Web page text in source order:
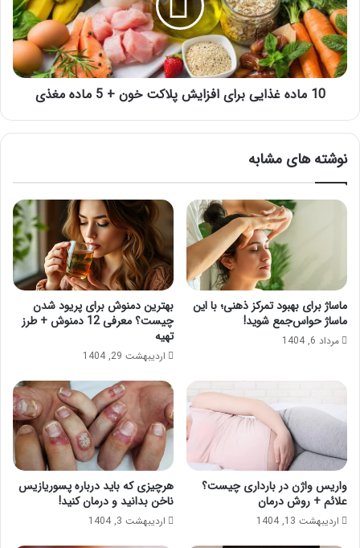
افزایش
پلاکت
خون
+
5
10 ماده غذایی برای افزایش پلاکت خون + 5 ماده مغذی
نوشته های مشابه
ماساژ برای بهبود تمرکز ذهنی؛ با این
ماساژ حواس‌جمع شوید!
مرداد 6, 1404
بهترین دمنوش برای پریود شدن
چیست؟ معرفی 12 دمنوش + طرز
تهیه
اردیبهشت 29, 1404
واریس واژن در بارداری چیست؟
علائم + روش درمان
اردیبهشت 13, 1404
هرچیزی که باید درباره پسوریازیس
ناخن بدانید و درمان کنید!
اردیبهشت 3, 1404